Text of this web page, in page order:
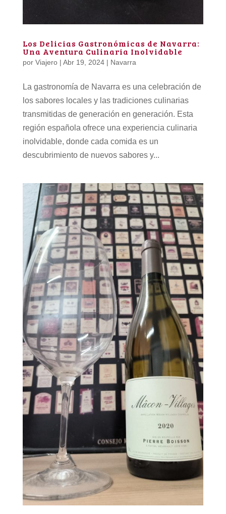
Los Delicias Gastronómicas de Navarra:
Una Aventura Culinaria Inolvidable
por Viajero| Abr 19, 2024| Navarra
La gastronomía de Navarra es una celebración de
los sabores locales y las tradiciones culinarias
transmitidas de generación en generación. Esta
región española ofrece una experiencia culinaria
inolvidable, donde cada comida es un
descubrimiento de nuevos sabores y...